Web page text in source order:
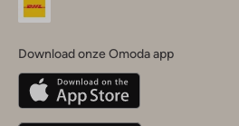
Belgique(Français)
Deutschland
Download onze Omoda app